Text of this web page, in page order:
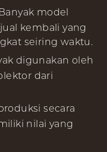
Banyak model
kembali yang
seiring waktu.
digunakan oleh
dari
secara
nilai yang